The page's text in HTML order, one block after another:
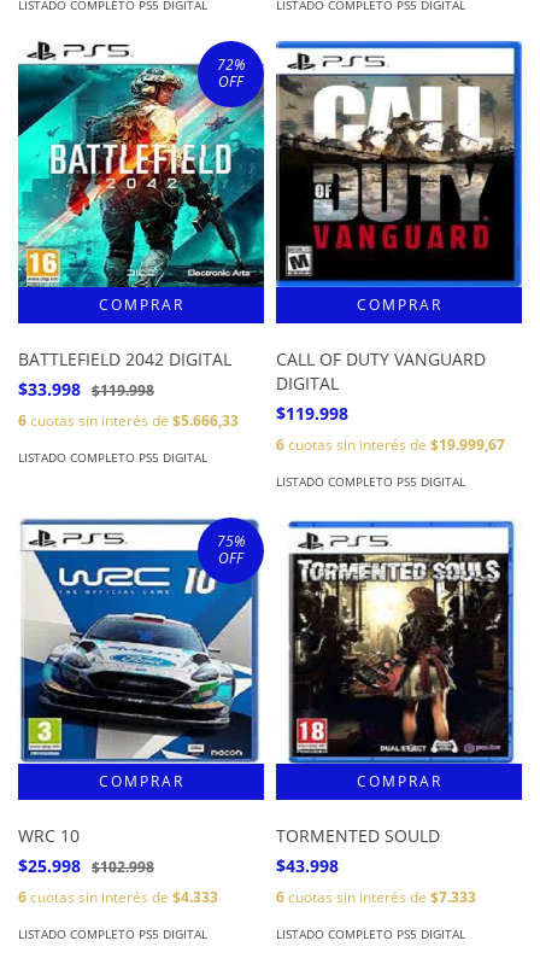
LISTADO COMPLETO PS5 DIGITAL LISTADO COMPLETO PS5 DIGITAL
72%
OFF
BATTLEFIELD 2042 DIGITAL
$33.998 $119.998
6cuotas sin interés de $5.666,33
LISTADO COMPLETO PS5 DIGITAL
CALL OF DUTY VANGUARD
DIGITAL
$119.998
6cuotas sin interés de $19.999,67
LISTADO COMPLETO PS5 DIGITAL
75%
OFF
WRC 10
$25.998 $102.998
6cuotas sin interés de $4.333
LISTADO COMPLETO PS5 DIGITAL
TORMENTED SOULD
$43.998
6cuotas sin interés de $7.333
LISTADO COMPLETO PS5 DIGITAL